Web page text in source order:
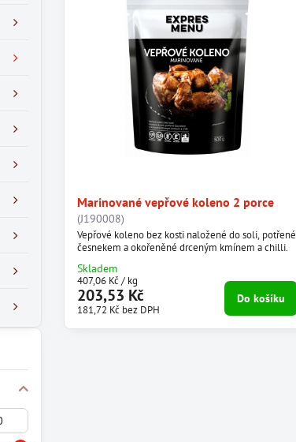
Marinované vepřové koleno 2 porce
(J190008)
Vepřové koleno bez kosti naložené do soli, potřené
česnekem a okořeněné drceným kmínem a chilli.
Skladem
203,53 Kč
181,72 Kč bez DPH
407,06 Kč/ kg
Do košíku